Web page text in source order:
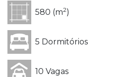
580 (m2)
5 Dormitórios
10 Vagas